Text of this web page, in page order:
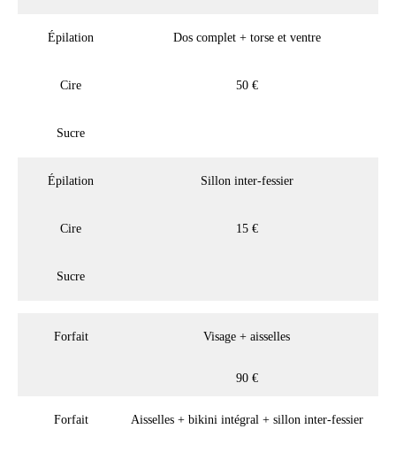
Épilation Dos complet + torse et ventre
Cire 50 €
Sucre
Épilation Sillon inter-fessier
Cire 15 €
Sucre
Forfait Visage + aisselles
90 €
Forfait Aisselles + bikini intégral + sillon inter-fessier